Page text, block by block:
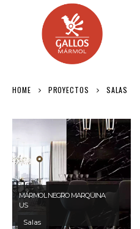
HOME PROYECTOS SALAS
MÁRMOL NEGRO MARQUINA
US
Salas